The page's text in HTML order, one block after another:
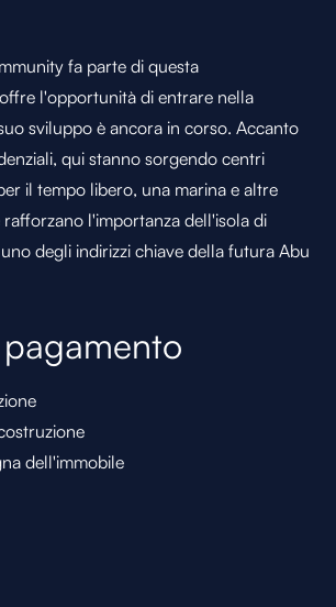
fa parte di questa
l'opportunità di entrare nella
sviluppo è ancora in corso. Accanto
qui stanno sorgendo centri
il tempo libero, una marina e altre
l'importanza dell'isola di
degli indirizzi chiave della futura Abu
dell'immobile